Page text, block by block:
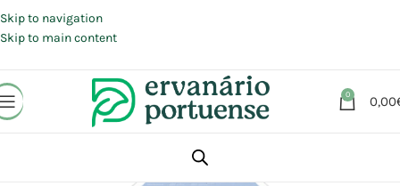
Skip to navigation
Skip to main content
0 0,00
Beleza | Cosmética | Higiene